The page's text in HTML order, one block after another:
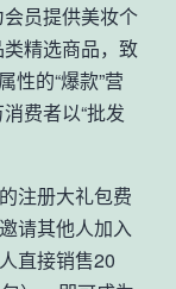
员提供美妆个
精选商品，致
性的“爆款”营
费者以“批发
注册大礼包费
请其他人加入
直接销售20